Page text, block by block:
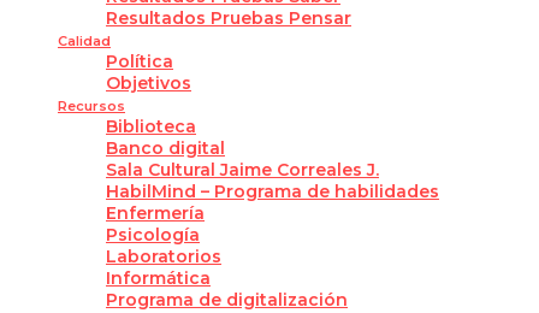
Resultados Pruebas Pensar
Calidad
Política
Objetivos
Recursos
Biblioteca
Banco digital
Sala Cultural Jaime Correales J.
HabilMind – Programa de habilidades
Enfermería
Psicología
Laboratorios
Informática
Programa de digitalización